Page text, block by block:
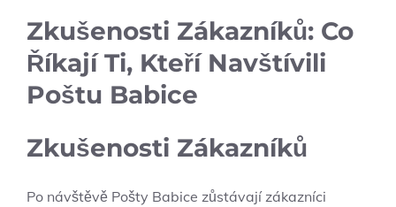
Zkušenosti Zákazníků: Co
Říkají Ti, Kteří Navštívili
Poštu Babice
Zkušenosti Zákazníků
Po návštěvě Pošty Babice zůstávají zákazníci